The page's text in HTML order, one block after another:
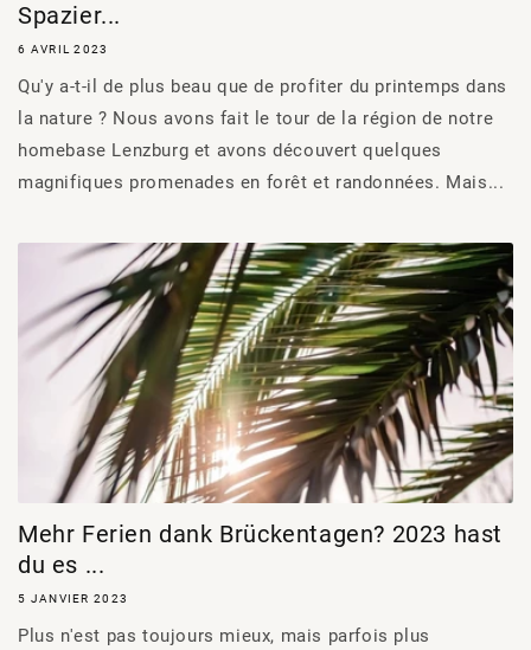
Spazier...
6 AVRIL 2023
Qu'y a-t-il de plus beau que de profiter du printemps dans
la nature ? Nous avons fait le tour de la région de notre
homebase Lenzburg et avons découvert quelques
magnifiques promenades en forêt et randonnées. Mais...
Mehr Ferien dank Brückentagen? 2023 hast
du es ...
5 JANVIER 2023
Plus n'est pas toujours mieux, mais parfois plus